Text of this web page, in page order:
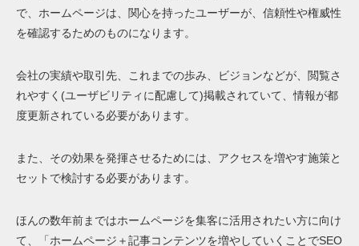
で、ホームページは、関心を持ったユーザーが、信頼性や権威性
を確認するためのものになります。
会社の実績や取引先、これまでの歩み、ビジョンなどが、閲覧さ
れやすく(ユーザビリティに配慮して)掲載されていて、情報が都
度更新されている必要があります。
また、その効果を発揮させるためには、アクセスを増やす施策と
セットで検討する必要があります。
ほんの数年前まではホームページを集客に活用されたい方に向け
て、「ホームページ＋記事コンテンツを増やしていくことでSEO